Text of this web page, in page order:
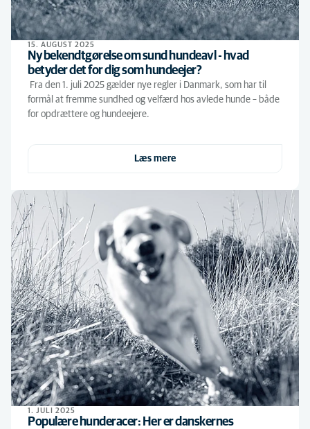
15. AUGUST 2025
Ny bekendtgørelse om sund hundeavl - hvad
betyder det for dig som hundeejer?
Fra den 1. juli 2025 gælder nye regler i Danmark, som har til
formål at fremme sundhed og velfærd hos avlede hunde – både
for opdrættere og hundeejere.
Læs mere
1. JULI 2025
Populære hunderacer: Her er danskernes